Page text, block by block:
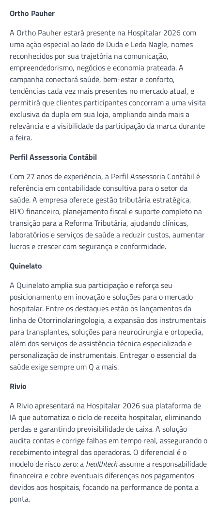
Ortho Pauher
A Ortho Pauher estará presente na Hospitalar 2026 com
uma ação especial ao lado de Duda e Leda Nagle, nomes
reconhecidos por sua trajetória na comunicação,
empreendedorismo, negócios e economia prateada. A
campanha conectará saúde, bem-estar e conforto,
tendências cada vez mais presentes no mercado atual, e
permitirá que clientes participantes concorram a uma visita
exclusiva da dupla em sua loja, ampliando ainda mais a
relevância e a visibilidade da participação da marca durante
a feira.
Perfil Assessoria Contábil
Com 27 anos de experiência, a Perfil Assessoria Contábil é
referência em contabilidade consultiva para o setor da
saúde. A empresa oferece gestão tributária estratégica,
BPO financeiro, planejamento fiscal e suporte completo na
transição para a Reforma Tributária, ajudando clínicas,
laboratórios e serviços de saúde a reduzir custos, aumentar
lucros e crescer com segurança e conformidade.
Quinelato
A Quinelato amplia sua participação e reforça seu
posicionamento em inovação e soluções para o mercado
hospitalar. Entre os destaques estão os lançamentos da
linha de Otorrinolaringologia, a expansão dos instrumentais
para transplantes, soluções para neurocirurgia e ortopedia,
além dos serviços de assistência técnica especializada e
personalização de instrumentais. Entregar o essencial da
saúde exige sempre um Q a mais.
Rivio
A Rivio apresentará na Hospitalar 2026 sua plataforma de
IA que automatiza o ciclo de receita hospitalar, eliminando
perdas e garantindo previsibilidade de caixa. A solução
audita contas e corrige falhas em tempo real, assegurando o
recebimento integral das operadoras. O diferencial é o
modelo de risco zero: a healthtechassume a responsabilidade
financeira e cobre eventuais diferenças nos pagamentos
devidos aos hospitais, focando na performance de ponta a
ponta.